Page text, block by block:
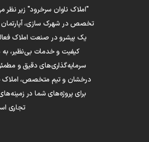
"املاک ناوان سرخرود" زیر
تخصص در شهرک سازی، آپارتمان
یک پیشرو در صنعت املاک
کیفیت و خدمات بی‌نظیر،
سرمایه‌گذاری‌های دقیق و
درخشان و تیم متخصص، املاک
برای پروژه‌های شما در
تجاری